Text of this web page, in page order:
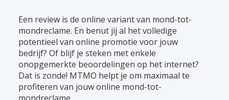
Een review is de online variant van mond-tot-
mondreclame. En benut jij al het volledige
potentieel van online promotie voor jouw
bedrijf? Of blijf je steken met enkele
onopgemerkte beoordelingen op het internet?
Dat is zonde! MTMO helpt je om maximaal te
profiteren van jouw online mond-tot-